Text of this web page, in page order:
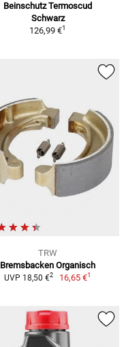
Beinschutz Termoscud
Schwarz
126,99 €1
TRW
Bremsbacken Organisch
UVP 18,50 €2 16,65 €1